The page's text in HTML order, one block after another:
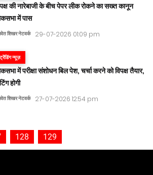
की नारेबाजी के बीच पेपर लीक रोकने का सख्त कानून
में पास
शिखर नेटवर्क 29-07-2026 01:09 pm
ट्रेंडिंग न्यूज़
में परीक्षा संशोधन बिल पेश, चर्चा करने को विपक्ष तैयार,
होगी
शिखर नेटवर्क 27-07-2026 12:54 pm
128 129